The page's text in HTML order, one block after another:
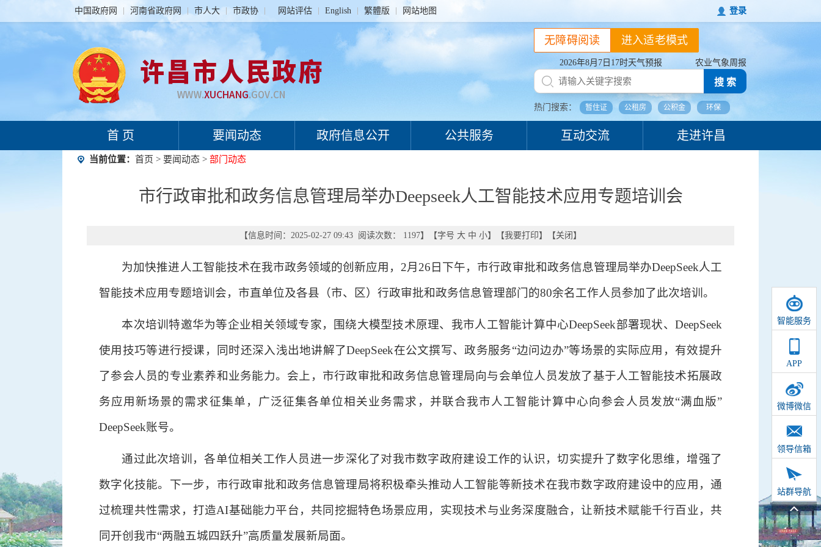
中国政府网 河南省政府网 市人大 市政协 网站评估 English 繁體版 网站地图 登录
2026年8月7日17时天气预报 农业气象周报
搜 索
热门搜索： 暂住证 公租房 公积金 环保
进入适老模式
无障碍阅读
首 页 要闻动态 政府信息公开 公共服务 互动交流 走进许昌
智能服务
APP
微博微信
领导信箱
站群导航
当前位置： 首页 > 要闻动态 > 部门动态
市行政审批和政务信息管理局举办Deepseek人工智能技术应用专题培训会
【信息时间：2025-02-27 09:43 阅读次数： 1197】【字号 大 中 小】【我要打印】【关闭 】
为加快推进人工智能技术在我市政务领域的创新应用，2月26日下午，市行政审批和政务信息管理局举办DeepSeek人工
智能技术应用专题培训会，市直单位及各县（市、区）行政审批和政务信息管理部门的80余名工作人员参加了此次培训。
本次培训特邀华为等企业相关领域专家，围绕大模型技术原理、我市人工智能计算中心DeepSeek部署现状、DeepSeek
使用技巧等进行授课，同时还深入浅出地讲解了DeepSeek在公文撰写、政务服务“边问边办”等场景的实际应用，有效提升
了参会人员的专业素养和业务能力。会上，市行政审批和政务信息管理局向与会单位人员发放了基于人工智能技术拓展政
务应用新场景的需求征集单，广泛征集各单位相关业务需求，并联合我市人工智能计算中心向参会人员发放“满血版”
DeepSeek账号。
通过此次培训，各单位相关工作人员进一步深化了对我市数字政府建设工作的认识，切实提升了数字化思维，增强了
数字化技能。下一步，市行政审批和政务信息管理局将积极牵头推动人工智能等新技术在我市数字政府建设中的应用，通
过梳理共性需求，打造AI基础能力平台，共同挖掘特色场景应用，实现技术与业务深度融合，让新技术赋能千行百业，共
同开创我市“两融五城四跃升”高质量发展新局面。